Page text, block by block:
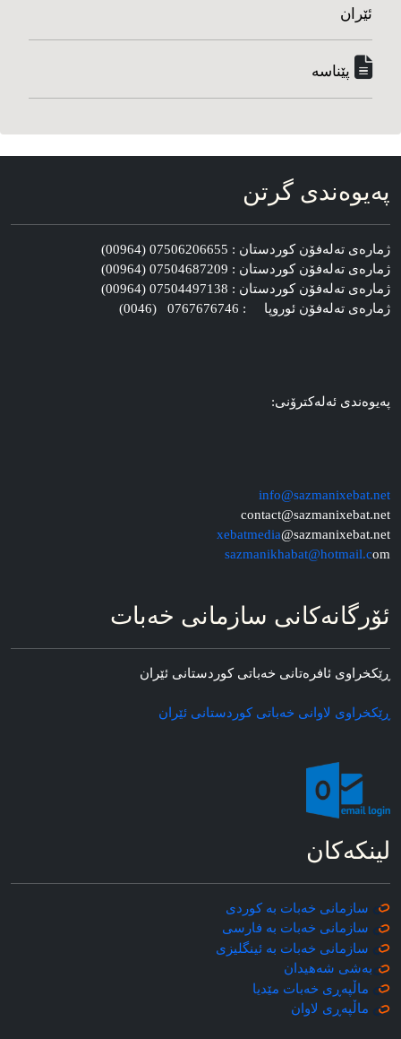
ئێران
پێناسه‌
په‌یوه‌ندی گرتن
ژماره‌ی ته‌له‌فۆن کوردستان : 07506206655 (00964)
ژماره‌ی ته‌له‌فۆن کوردستان : 07504687209 (00964)
ژماره‌ی ته‌له‌فۆن کوردستان : 07504497138 (00964)
ژماره‌ی ته‌له‌فۆن ئوروپا : 0767676746 (0046)
په‌یوه‌ندی ئه‌له‌کترۆنی:
info@sazmanixebat.net
contact@sazmanixebat.net
xebatmedia@sazmanixebat.net
sazmanikhabat@hotmail.com
ئۆرگانه‌کانی سازمانی خه‌بات
ڕێکخراوی ئافره‌تانی خه‌باتی کوردستانی ئێران
ڕێکخراوی لاوانی خه‌باتی کوردستانی ئێران
لینکه‌کان
سازمانی خه‌بات به کوردی
سازمانی خه‌بات به فارسی
سازمانی خه‌بات به ئینگلیزی
به‌شی شه‌هیدان
ماڵپه‌ڕی خه‌بات مێدیا
ماڵپه‌ڕی لاوان